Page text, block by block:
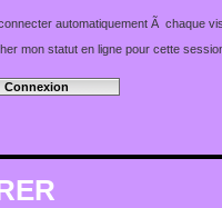
automatiquement Ã chaque
mon statut en ligne pour cette